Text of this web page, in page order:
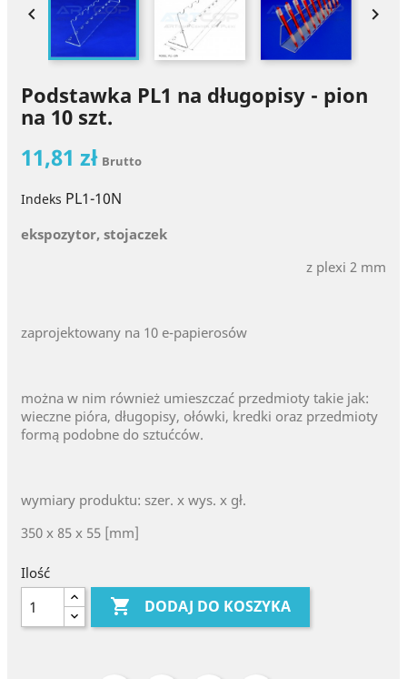
 
Podstawka PL1 na długopisy - pion
na 10 szt.
11,81 zł Brutto
Indeks PL1-10N
ekspozytor, stojaczek
z plexi 2 mm
zaprojektowany na 10 e-papierosów
można w nim również umieszczać przedmioty takie jak:
wieczne pióra, długopisy, ołówki, kredki oraz przedmioty
formą podobne do sztućców.
wymiary produktu: szer. x wys. x gł.
350 x 85 x 55 [mm]
Ilość
 DODAJ DO KOSZYKA